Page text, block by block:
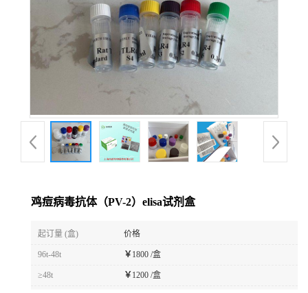
鸡痘病毒抗体（PV-2）elisa试剂盒
起订量 (盒) 价格
96t-48t ￥ 1800 /盒
≥48t ￥ 1200 /盒